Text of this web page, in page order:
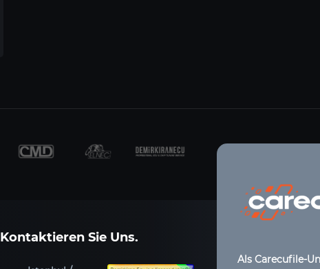
Kontaktieren Sie Uns.
Als Carecufile-